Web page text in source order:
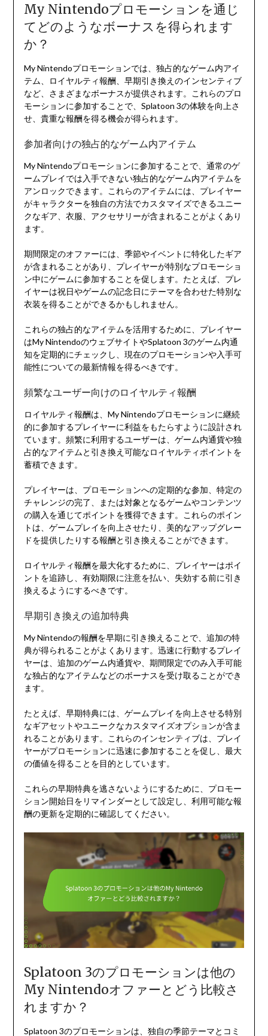
My Nintendoプロモーションを通じ
てどのようなボーナスを得られます
か？
My Nintendoプロモーションでは、独占的なゲーム内アイ
テム、ロイヤルティ報酬、早期引き換えのインセンティブ
など、さまざまなボーナスが提供されます。これらのプロ
モーションに参加することで、Splatoon 3の体験を向上さ
せ、貴重な報酬を得る機会が得られます。
参加者向けの独占的なゲーム内アイテム
My Nintendoプロモーションに参加することで、通常のゲ
ームプレイでは入手できない独占的なゲーム内アイテムを
アンロックできます。これらのアイテムには、プレイヤー
がキャラクターを独自の方法でカスタマイズできるユニー
クなギア、衣服、アクセサリーが含まれることがよくあり
ます。
期間限定のオファーには、季節やイベントに特化したギア
が含まれることがあり、プレイヤーが特別なプロモーショ
ン中にゲームに参加することを促します。たとえば、プレ
イヤーは祝日やゲームの記念日にテーマを合わせた特別な
衣装を得ることができるかもしれません。
これらの独占的なアイテムを活用するために、プレイヤー
はMy NintendoのウェブサイトやSplatoon 3のゲーム内通
知を定期的にチェックし、現在のプロモーションや入手可
能性についての最新情報を得るべきです。
頻繁なユーザー向けのロイヤルティ報酬
ロイヤルティ報酬は、My Nintendoプロモーションに継続
的に参加するプレイヤーに利益をもたらすように設計され
ています。頻繁に利用するユーザーは、ゲーム内通貨や独
占的なアイテムと引き換え可能なロイヤルティポイントを
蓄積できます。
プレイヤーは、プロモーションへの定期的な参加、特定の
チャレンジの完了、または対象となるゲームやコンテンツ
の購入を通じてポイントを獲得できます。これらのポイン
トは、ゲームプレイを向上させたり、美的なアップグレー
ドを提供したりする報酬と引き換えることができます。
ロイヤルティ報酬を最大化するために、プレイヤーはポイ
ントを追跡し、有効期限に注意を払い、失効する前に引き
換えるようにするべきです。
早期引き換えの追加特典
My Nintendoの報酬を早期に引き換えることで、追加の特
典が得られることがよくあります。迅速に行動するプレイ
ヤーは、追加のゲーム内通貨や、期間限定でのみ入手可能
な独占的なアイテムなどのボーナスを受け取ることができ
ます。
たとえば、早期特典には、ゲームプレイを向上させる特別
なギアセットやユニークなカスタマイズオプションが含ま
れることがあります。これらのインセンティブは、プレイ
ヤーがプロモーションに迅速に参加することを促し、最大
の価値を得ることを目的としています。
これらの早期特典を逃さないようにするために、プロモー
ション開始日をリマインダーとして設定し、利用可能な報
酬の更新を定期的に確認してください。
Splatoon 3のプロモーションは他の
My Nintendoオファーとどう比較さ
れますか？
Splatoon 3のプロモーションは、独自の季節テーマとコミ